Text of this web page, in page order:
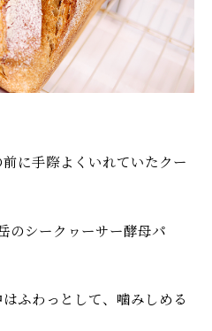
に手際よくいれていたクー
のシークヮーサー酵母パ
ふわっとして、噛みしめる